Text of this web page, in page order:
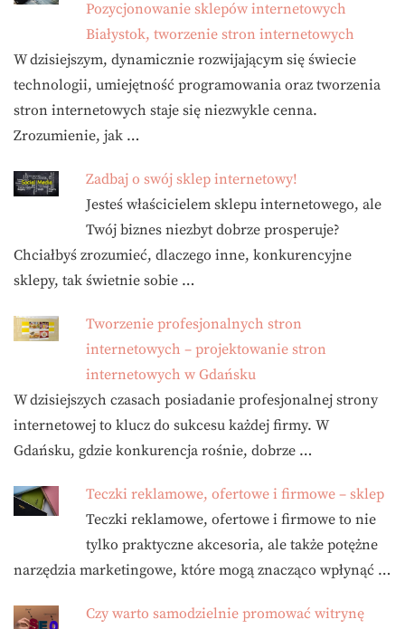
Pozycjonowanie sklepów internetowych
Białystok, tworzenie stron internetowych
W dzisiejszym, dynamicznie rozwijającym się świecie
technologii, umiejętność programowania oraz tworzenia
stron internetowych staje się niezwykle cenna.
Zrozumienie, jak …
Zadbaj o swój sklep internetowy!
Jesteś właścicielem sklepu internetowego, ale
Twój biznes niezbyt dobrze prosperuje?
Chciałbyś zrozumieć, dlaczego inne, konkurencyjne
sklepy, tak świetnie sobie …
Tworzenie profesjonalnych stron
internetowych – projektowanie stron
internetowych w Gdańsku
W dzisiejszych czasach posiadanie profesjonalnej strony
internetowej to klucz do sukcesu każdej firmy. W
Gdańsku, gdzie konkurencja rośnie, dobrze …
Teczki reklamowe, ofertowe i firmowe – sklep
Teczki reklamowe, ofertowe i firmowe to nie
tylko praktyczne akcesoria, ale także potężne
narzędzia marketingowe, które mogą znacząco wpłynąć …
Czy warto samodzielnie promować witrynę